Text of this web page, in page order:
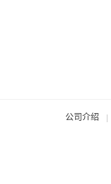
公司介绍